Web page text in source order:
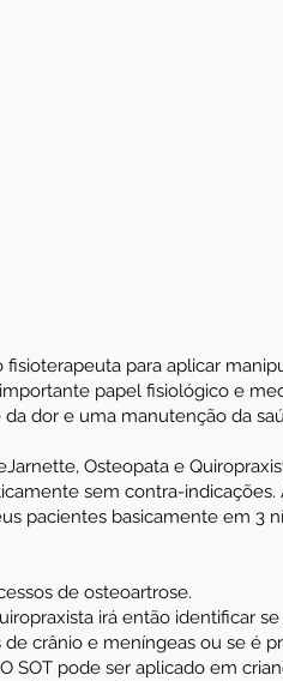
para aplicar
papel fisiológico e
dor e uma manutenção da
Osteopata e
sem contra-indicações.
pacientes basicamente em 3
de osteoartrose.
irá então identificar
crânio e meníngeas ou se é
SOT pode ser aplicado em